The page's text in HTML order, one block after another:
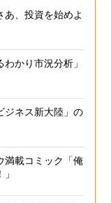
あ、投資を始めよ
かり市況分析」
ジネス新大陸」の
満載コミック「俺